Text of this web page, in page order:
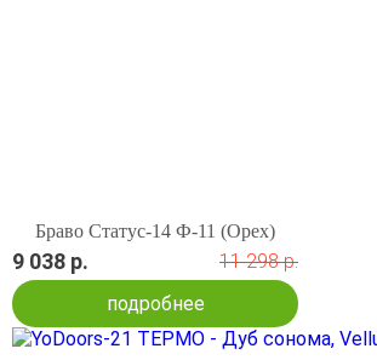
Браво Статус-14 Ф-11 (Орех)
9 038 р.
11 298 р.
подробнее